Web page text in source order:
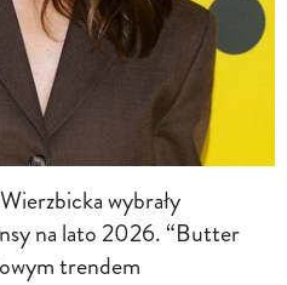
wybrały
na lato 2026. “Butter
trendem